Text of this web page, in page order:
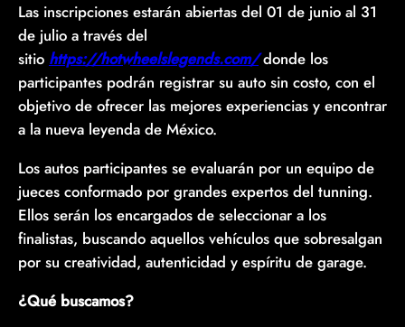
Las inscripciones estarán abiertas del 01 de junio al 31
de julio a través del
sitio https://hotwheelslegends.com/donde los
participantes podrán registrar su auto sin costo, con el
objetivo de ofrecer las mejores experiencias y encontrar
a la nueva leyenda de México.
Los autos participantes se evaluarán por un equipo de
jueces conformado por grandes expertos del tunning.
Ellos serán los encargados de seleccionar a los
finalistas, buscando aquellos vehículos que sobresalgan
por su creatividad, autenticidad y espíritu de garage.
¿Qué buscamos?